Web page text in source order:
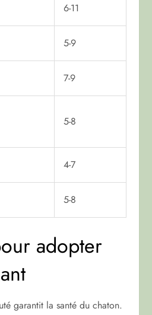
6-11
5-9
7-9
5-8
4-7
5-8
adopter
garantit la santé du chaton.